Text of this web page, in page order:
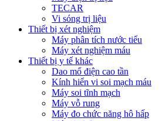
TECAR
Vi sóng trị liệu
Thiết bị xét nghiệm
Máy phân tích nước tiểu
Máy xét nghiệm máu
Thiết bị y tế khác
Dao mổ điện cao tần
Kính hiển vi soi mạch máu
Máy soi tĩnh mạch
Máy vỗ rung
Máy đo chức năng hô hấp